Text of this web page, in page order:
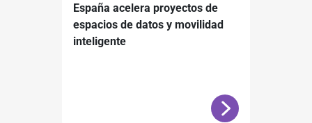
España acelera proyectos de
espacios de datos y movilidad
inteligente